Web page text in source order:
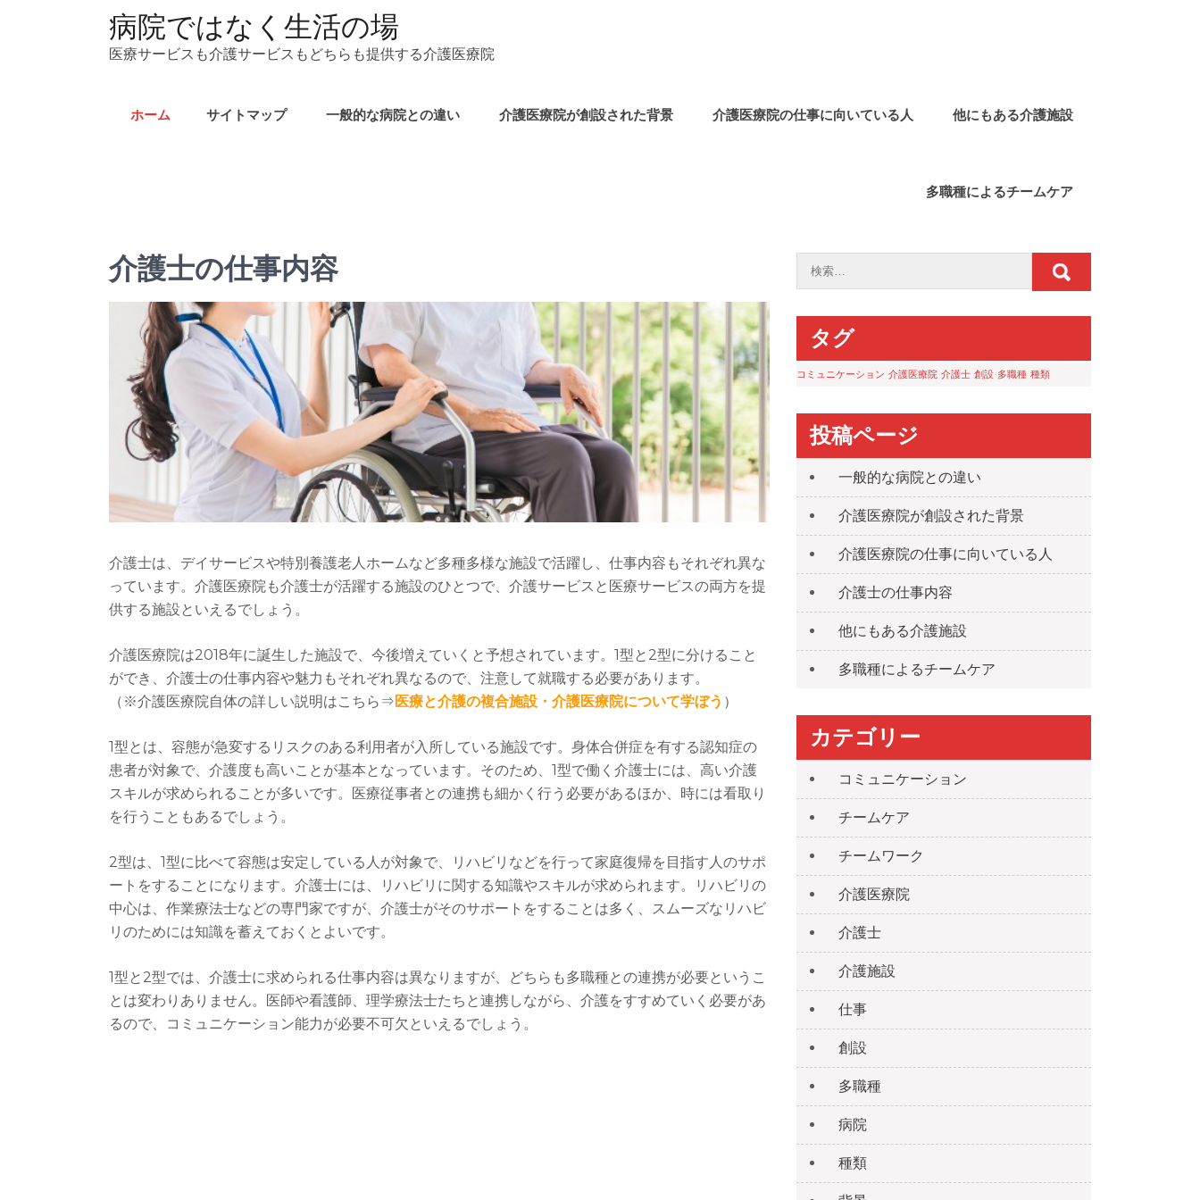
病院ではなく生活の場
医療サービスも介護サービスもどちらも提供する介護医療院
ホーム サイトマップ 一般的な病院との違い 介護医療院が創設された背景 介護医療院の仕事に向いている人 他にもある介護施設
多職種によるチームケア
介護士の仕事内容
介護士は、デイサービスや特別養護老人ホームなど多種多様な施設で活躍し、仕事内容もそれぞれ異な
っています。介護医療院も介護士が活躍する施設のひとつで、介護サービスと医療サービスの両方を提
供する施設といえるでしょう。
介護医療院は2018年に誕生した施設で、今後増えていくと予想されています。1型と2型に分けること
ができ、介護士の仕事内容や魅力もそれぞれ異なるので、注意して就職する必要があります。
（※介護医療院自体の詳しい説明はこちら⇒医療と介護の複合施設・介護医療院について学ぼう ）
1型とは、容態が急変するリスクのある利用者が入所している施設です。身体合併症を有する認知症の
患者が対象で、介護度も高いことが基本となっています。そのため、1型で働く介護士には、高い介護
スキルが求められることが多いです。医療従事者との連携も細かく行う必要があるほか、時には看取り
を行うこともあるでしょう。
2型は、1型に比べて容態は安定している人が対象で、リハビリなどを行って家庭復帰を目指す人のサポ
ートをすることになります。介護士には、リハビリに関する知識やスキルが求められます。リハビリの
中心は、作業療法士などの専門家ですが、介護士がそのサポートをすることは多く、スムーズなリハビ
リのためには知識を蓄えておくとよいです。
1型と2型では、介護士に求められる仕事内容は異なりますが、どちらも多職種との連携が必要というこ
とは変わりありません。医師や看護師、理学療法士たちと連携しながら、介護をすすめていく必要があ
るので、コミュニケーション能力が必要不可欠といえるでしょう。
タグ
コミュニケーション 介護医療院 介護士 創設 多職種 種類
投稿ページ
一般的な病院との違い
介護医療院が創設された背景
介護医療院の仕事に向いている人
介護士の仕事内容
他にもある介護施設
多職種によるチームケア
カテゴリー
コミュニケーション
チームケア
チームワーク
介護医療院
介護士
介護施設
仕事
創設
多職種
病院
種類